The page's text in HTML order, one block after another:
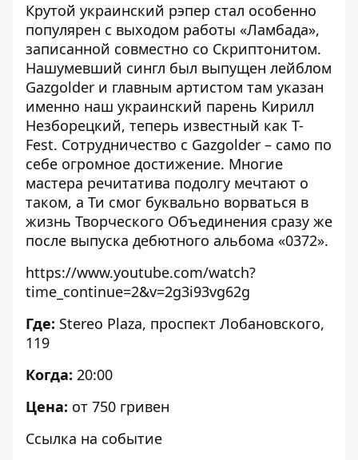
Крутой украинский рэпер стал особенно
популярен с выходом работы «Ламбада»,
записанной совместно со Скриптонитом.
Нашумевший сингл был выпущен лейблом
Gazgolder и главным артистом там указан
именно наш украинский парень Кирилл
Незборецкий, теперь известный как T-
Fest. Сотрудничество с Gazgolder – само по
себе огромное достижение. Многие
мастера речитатива подолгу мечтают о
таком, а Ти смог буквально ворваться в
жизнь Творческого Объединения сразу же
после выпуска дебютного альбома «0372».
https://www.youtube.com/watch?
time_continue=2&v=2g3i93vg62g
Где: Stereo Plaza, проспект Лобановского,
119
Когда: 20:00
Цена: от 750 гривен
Ссылка на событие